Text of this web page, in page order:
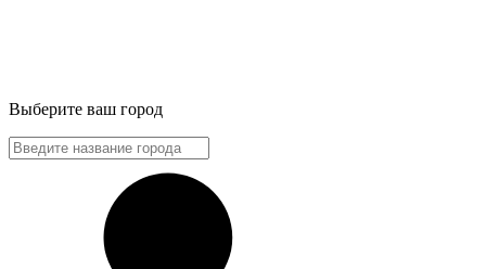
Выберите ваш город